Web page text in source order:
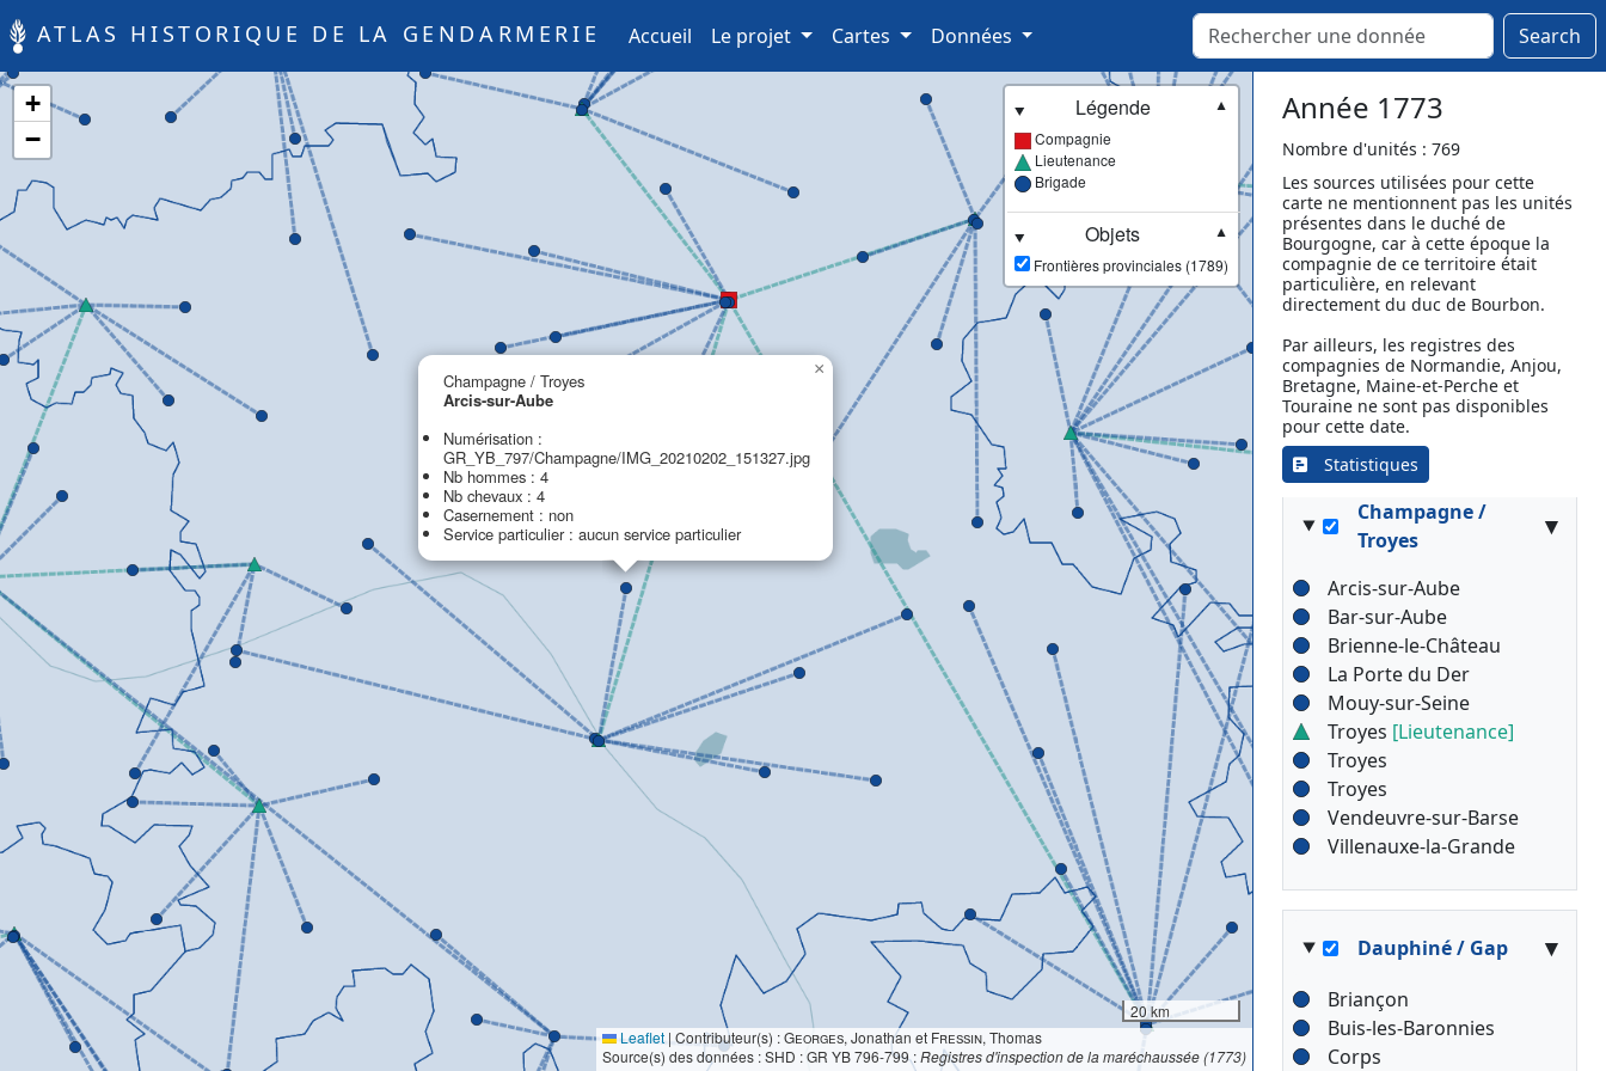
ATLAS HISTORIQUE DE LA GENDARMERIE Accueil (current)
Le projet Cartes Données Search
Champagne / Troyes
Arcis-sur-Aube
Numérisation :
GR_YB_797/Champagne/IMG_20210202_151327.jpg
Nb hommes : 4
Nb chevaux : 4
Casernement : non
Service particulier : aucun service particulier
×
+
−
Légende
▼
Compagnie
Lieutenance
Brigade
Objets
▼
Frontières provinciales (1789)
20 km
Leaflet | Contributeur(s) :Georges, Jonathan et Fressin, Thomas
Source(s) des données : SHD : GR YB 796-799 :Registres d'inspection de la maréchaussée (1773)
Année 1773
Nombre d'unités : 769
Les sources utilisées pour cette
carte ne mentionnent pas les unités
présentes dans le duché de
Bourgogne, car à cette époque la
compagnie de ce territoire était
particulière, en relevant
directement du duc de Bourbon.
Par ailleurs, les registres des
compagnies de Normandie, Anjou,
Bretagne, Maine-et-Perche et
Touraine ne sont pas disponibles
pour cette date.
Statistiques
Champagne /
Sainte-Menehould
Autry
Auve
Montfaucon-d'Argonne
Possesse
Saint-Dizier
Sainte-Menehould
Sainte-Menehould
Sainte-Menehould
Vitry-le-François
Champagne /
Troyes
▾
Arcis-sur-Aube
Bar-sur-Aube
Brienne-le-Château
La Porte du Der
Mouy-sur-Seine
Troyes [Lieutenance]
Troyes
Troyes
Vendeuvre-sur-Barse
Villenauxe-la-Grande
Dauphiné / Gap ▾
Briançon
Buis-les-Baronnies
Corps